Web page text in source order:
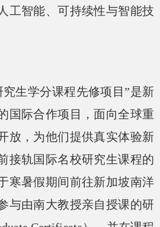
工智能、可持续性与智能技
生学分课程先修项目”是新
国际合作项目，面向全球重
放，为他们提供真实体验新
接轨国际名校研究生课程的
寒暑假期间前往新加坡南洋
与由南大教授亲自授课的研